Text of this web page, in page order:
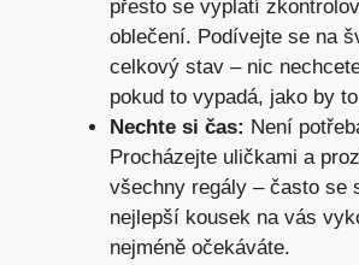
přesto se vyplatí
oblečení. Podívejte se na
celkový stav – nic
pokud to vypadá, jako by
Nechte si čas: Není
Procházejte uličkami a
všechny regály – často se
nejlepší kousek na vás
nejméně očekáváte.